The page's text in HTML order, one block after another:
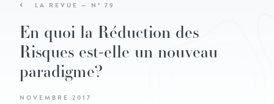
LA REVUE — N° 79
En quoi la Réduction des
Risques est-elle un nouveau
paradigme?
NOVEMBRE 2017